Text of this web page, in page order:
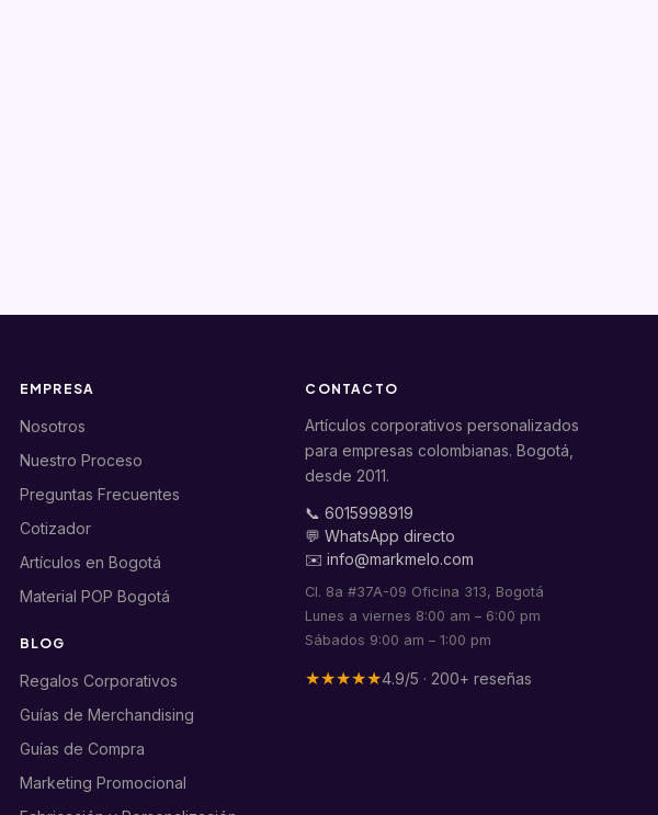
EMPRESA
Nosotros
Nuestro Proceso
Preguntas Frecuentes
Cotizador
Artículos en Bogotá
Material POP Bogotá
BLOG
Regalos Corporativos
Guías de Merchandising
Guías de Compra
Marketing Promocional
CONTACTO
Artículos corporativos personalizados
para empresas colombianas. Bogotá,
desde 2011.
📞 6015998919
💬 WhatsApp directo
✉️ info@markmelo.com
Cl. 8a #37A-09 Oficina 313, Bogotá
Lunes a viernes 8:00 am – 6:00 pm
Sábados 9:00 am – 1:00 pm
★★★★★4.9/5 · 200+ reseñas